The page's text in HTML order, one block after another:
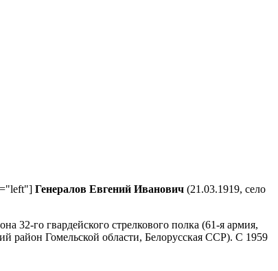
Генералов Евгений Иванович (21.03.1919, село
32-го гвардейского стрелкового полка (61-я армия,
район Гомельской области, Белорусская ССР). С 1959